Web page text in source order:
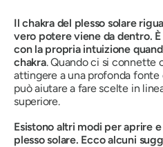
Il chakra del plesso solare
vero potere viene da dentro.
con la propria intuizione
chakra.Quando ci si connette
attingere a una profonda fonte
può aiutare a fare scelte in
superiore.
Esistono altri modi per aprire
plesso solare. Ecco alcuni